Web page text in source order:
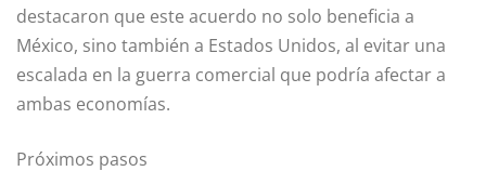
destacaron que este acuerdo no solo beneficia a
México, sino también a Estados Unidos, al evitar una
escalada en la guerra comercial que podría afectar a
ambas economías.
Próximos pasos